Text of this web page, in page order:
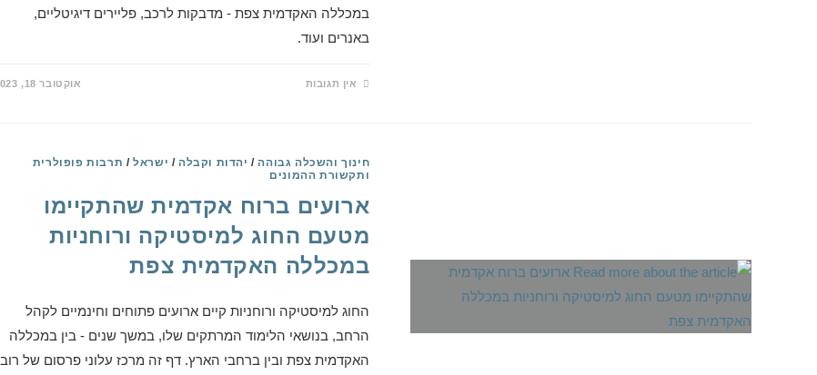
במכללה האקדמית צפת - מדבקות לרכב, פליירים דיגיטליים,
באנרים ועוד.
אין תגובות אוקטובר 18, 2023
חינוך והשכלה גבוהה / יהדות וקבלה / ישראל/ תרבות פופולרית
ותקשורת ההמונים
ארועים ברוח אקדמית שהתקיימו
מטעם החוג למיסטיקה ורוחניות
במכללה האקדמית צפת
החוג למיסטיקה ורוחניות קיים ארועים פתוחים וחינמיים לקהל
הרחב, בנושאי הלימוד המרתקים שלו, במשך שנים - בין במכללה
האקדמית צפת ובין ברחבי הארץ. דף זה מרכז עלוני פרסום של רוב